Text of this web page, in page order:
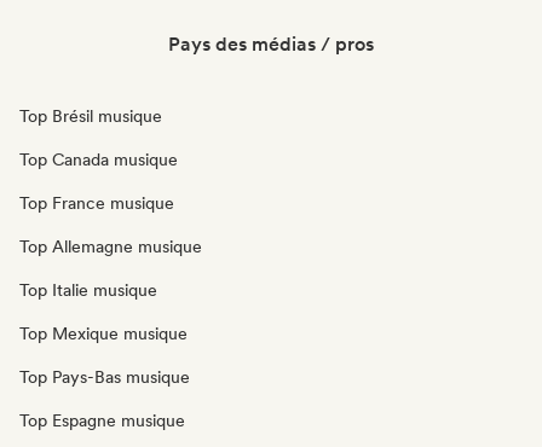
Pays des médias / pros
Top Brésil musique
Top Canada musique
Top France musique
Top Allemagne musique
Top Italie musique
Top Mexique musique
Top Pays-Bas musique
Top Espagne musique